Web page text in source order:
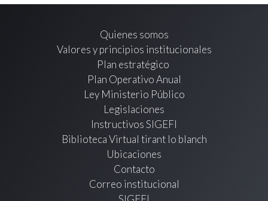
Quienes somos
Valores y principios institucionales
Plan estratégico
Plan Operativo Anual
Ley Ministerio Público
Legislaciones
Instructivos SIGEFI
Biblioteca Virtual tirant lo blanch
Ubicaciones
Contacto
Correo institucional